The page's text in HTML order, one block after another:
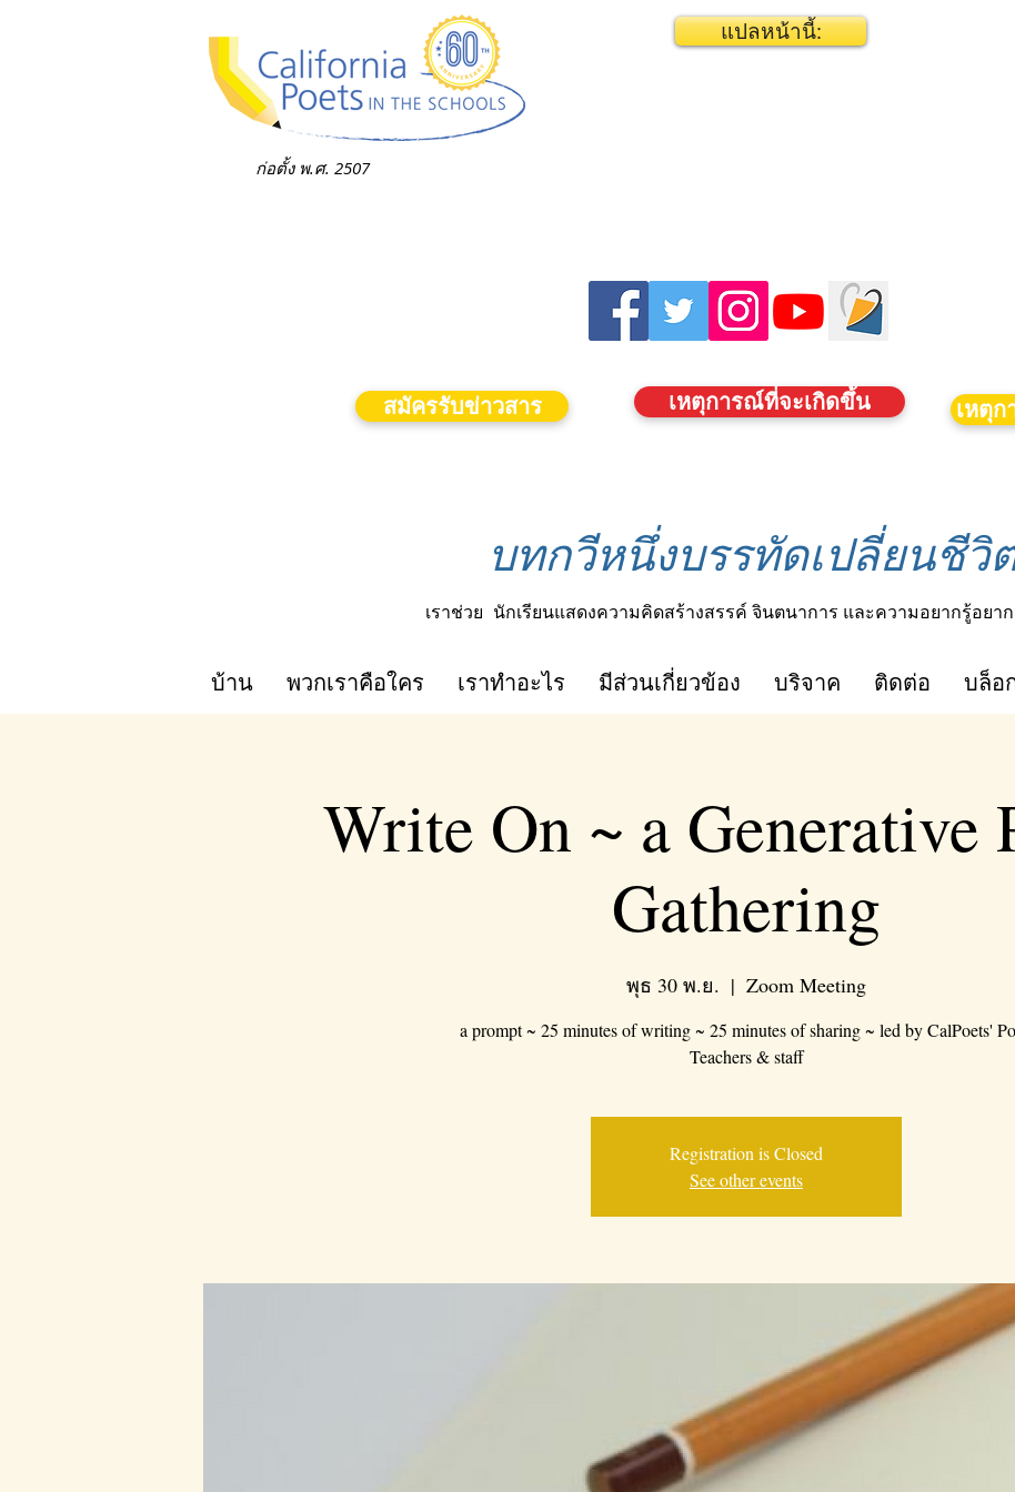
ก่อตั้ง พ.ศ. 2507
แปลหน้านี้:
สมัครรับข่าวสาร เหตุการณ์ที่จะเกิดขึ้น เหตุ
บทกวีหนึ่งบรรทัดเปลี่ยนชีวิ
เราช่วย นักเรียนแสดงความคิดสร้างสรรค์ จินตนาการ และความอยากรู้อยา
บ้าน พวกเราคือใคร เราทำอะไร มีส่วนเกี่ยวข้อง บริจาค ติดต่อ บล็อ
Write On ~ a Generative
Gathering
พุธ 30 พ.ย.
  |
Zoom Meeting
a prompt ~ 25 minutes of writing ~ 25 minutes of sharing ~ led by CalPoets'
Teachers & staff
Registration is Closed
See other events